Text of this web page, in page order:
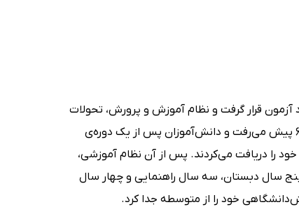
قرار گرفت و نظام آموزش و پرورش، تحولات
بسیاری را پشت سر گذاشت. پیش از سال 1344 شمسی، نظام آموزشی کشور در قالب 6-6 پیش می‌رفت و دانش‌آموزان پس از یک دوره‌ی
را دریافت می‌کردند. پس از آن نظام آموزشی،
پنج سال دبستان، سه سال راهنمایی و چهار سال